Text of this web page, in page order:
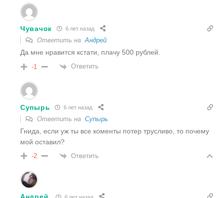
Чувачок 6 лет назад
Ответить на Андрей
Да мне нравится кстати, плачу 500 рублей.
-1 Ответить
Супырь 6 лет назад
Ответить на Супырь
Гнида, если уж ты все коменты потер трусливо, то почему
мой оставил?
-2 Ответить
6 лет назад